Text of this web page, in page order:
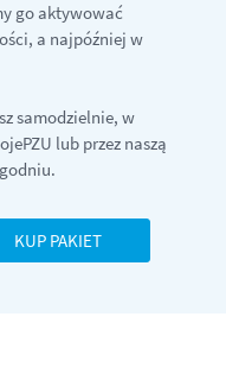
go aktywować
a najpóźniej w
samodzielnie, w
lub przez naszą
KUP PAKIET